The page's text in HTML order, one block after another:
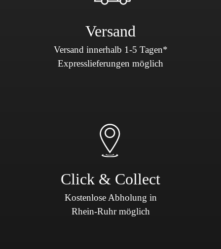
Versand
Versand innerhalb 1-5 Tagen*
Expresslieferungen möglich
Click & Collect
Kostenlose Abholung in
Rhein-Ruhr möglich